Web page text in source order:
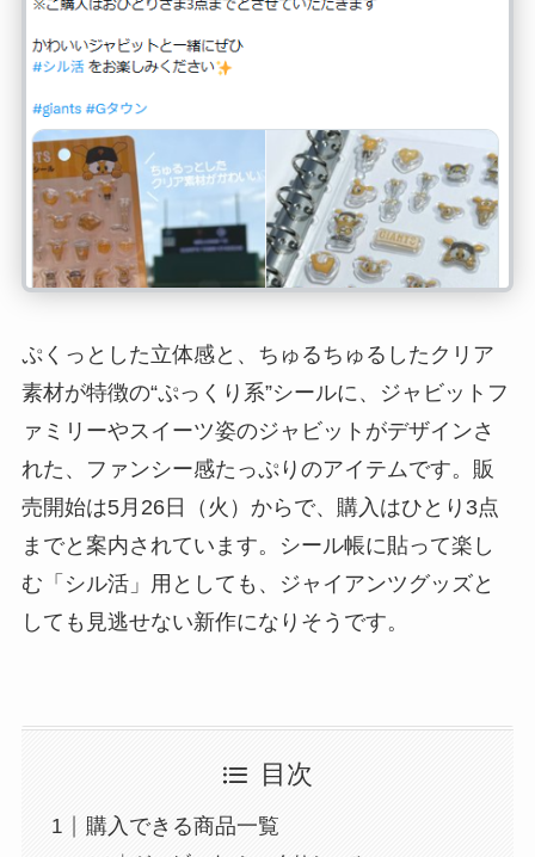
ぷくっとした立体感と、ちゅるちゅるしたクリア
素材が特徴の“ぷっくり系”シールに、ジャビットフ
ァミリーやスイーツ姿のジャビットがデザインさ
れた、ファンシー感たっぷりのアイテムです。販
売開始は5月26日（火）からで、購入はひとり3点
までと案内されています。シール帳に貼って楽し
む「シル活」用としても、ジャイアンツグッズと
しても見逃せない新作になりそうです。
目次
購入できる商品一覧